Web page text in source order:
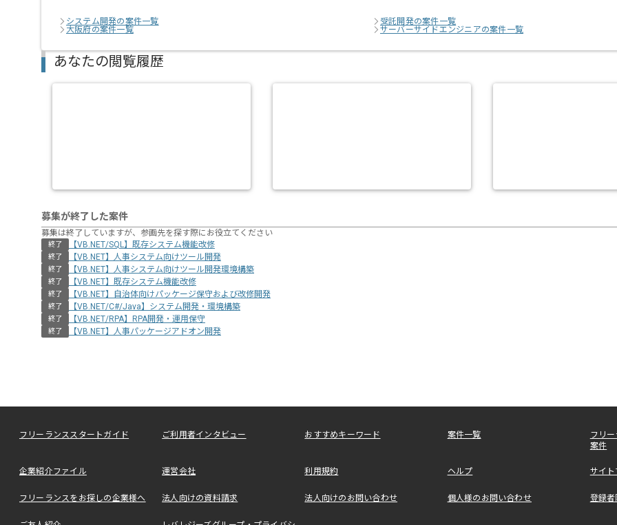
システム開発の案件一覧
受託開発の案件一覧
大阪府の案件一覧
サーバーサイドエンジニアの案件一覧
あなたの閲覧履歴
募集が終了した案件
募集は終了していますが、参画先を探す際にお役立てください
終了 【VB.NET/SQL】既存システム機能改修
終了 【VB.NET】人事システム向けツール開発
終了 【VB.NET】人事システム向けツール開発環境構築
終了 【VB.NET】既存システム機能改修
終了 【VB.NET】自治体向けパッケージ保守および改修開発
終了 【VB.NET/C#/Java】システム開発・環境構築
終了 【VB.NET/RPA】RPA開発・運用保守
終了 【VB.NET】人事パッケージアドオン開発
フリーランススタートガイド ご利用者インタビュー おすすめキーワード 案件一覧
フリ
案件
企業紹介ファイル 運営会社 利用規約 ヘルプ サイ
フリーランスをお探しの企業様へ 法人向けの資料請求 法人向けのお問い合わせ 個人様のお問い合わせ 登録者